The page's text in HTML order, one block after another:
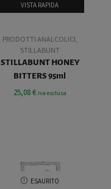
VISTA RAPIDA
PRODOTTI ANALCOLICI,
STILLABUNT
STILLABUNT HONEY
BITTERS 95ml
25,08€ iva esclusa
ESAURITO